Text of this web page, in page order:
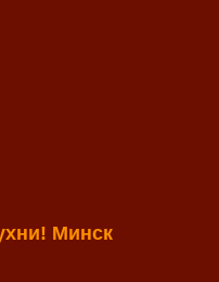
Минск